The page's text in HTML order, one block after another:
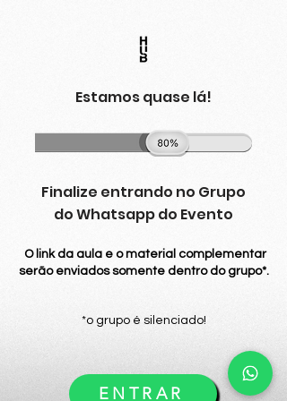
Estamos quase lá!
Finalize entrando no Grupo
do Whatsapp do Evento
O link da aula e o material complementar
serão enviados somente dentro do grupo*.
*o grupo é silenciado!
ENTRAR